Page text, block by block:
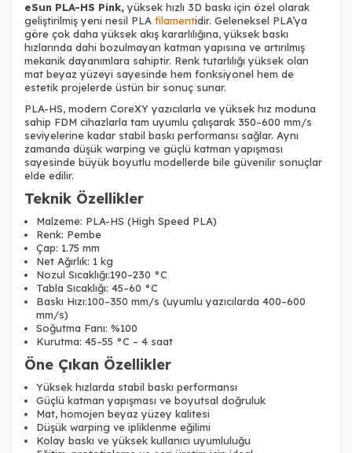
Tükendi
Tükendi
Tükendi
eSun PLA-HS Pink,yüksek hızlı 3D baskı için özel olarak
geliştirilmiş yeni nesil PLA filamentidir. Geleneksel PLA’ya
göre çok daha yüksek akış kararlılığına, yüksek baskı
hızlarında dahi bozulmayan katman yapısına ve artırılmış
mekanik dayanımlara sahiptir. Renk tutarlılığı yüksek olan
mat beyaz yüzeyi sayesinde hem fonksiyonel hem de
estetik projelerde üstün bir sonuç sunar.
PLA-HS, modern CoreXY yazıcılarla ve yüksek hız moduna
sahip FDM cihazlarla tam uyumlu çalışarak 350–600 mm/s
seviyelerine kadar stabil baskı performansı sağlar. Aynı
zamanda düşük warping ve güçlü katman yapışması
sayesinde büyük boyutlu modellerde bile güvenilir sonuçlar
elde edilir.
Teknik Özellikler
Malzeme: PLA-HS (High Speed PLA)
Renk: Pembe
Çap: 1.75 mm
Net Ağırlık: 1 kg
Nozul Sıcaklığı:190–230 °C
Tabla Sıcaklığı: 45–60 °C
Baskı Hızı:100–350 mm/s (uyumlu yazıcılarda 400–600
mm/s)
Soğutma Fanı: %100
Kurutma: 45–55 °C – 4 saat
Öne Çıkan Özellikler
Yüksek hızlarda stabil baskı performansı
Güçlü katman yapışması ve boyutsal doğruluk
Mat, homojen beyaz yüzey kalitesi
Düşük warping ve ipliklenme eğilimi
Kolay baskı ve yüksek kullanıcı uyumluluğu